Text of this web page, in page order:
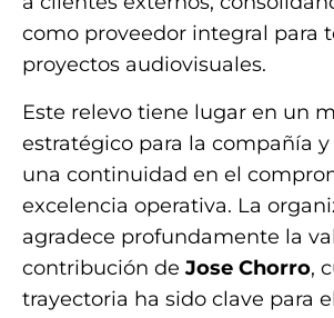
como proveedor integral para
proyectos audiovisuales.
Este relevo tiene lugar en un
estratégico para la compañía
una continuidad en el
excelencia operativa. La
agradece profundamente la
contribución deJose Chorro,
trayectoria ha sido clave para